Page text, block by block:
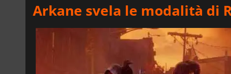
Arkane svela le modalità di